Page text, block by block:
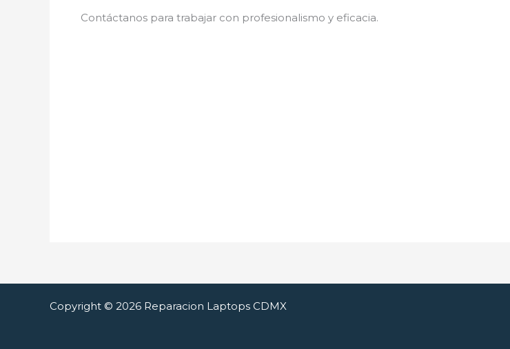
Contáctanos para trabajar con profesionalismo y eficacia.
Copyright © 2026 Reparacion Laptops CDMX